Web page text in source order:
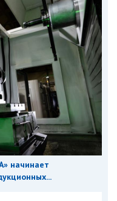
начинает